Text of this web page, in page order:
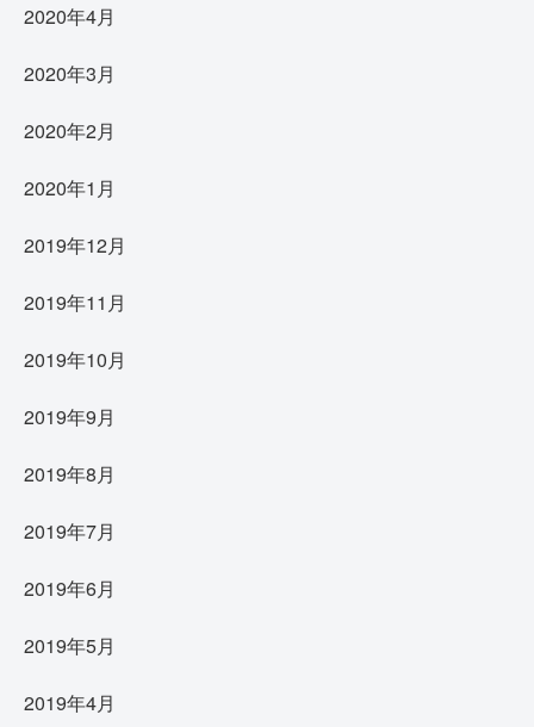
2020年4月
2020年3月
2020年2月
2020年1月
2019年12月
2019年11月
2019年10月
2019年9月
2019年8月
2019年7月
2019年6月
2019年5月
2019年4月